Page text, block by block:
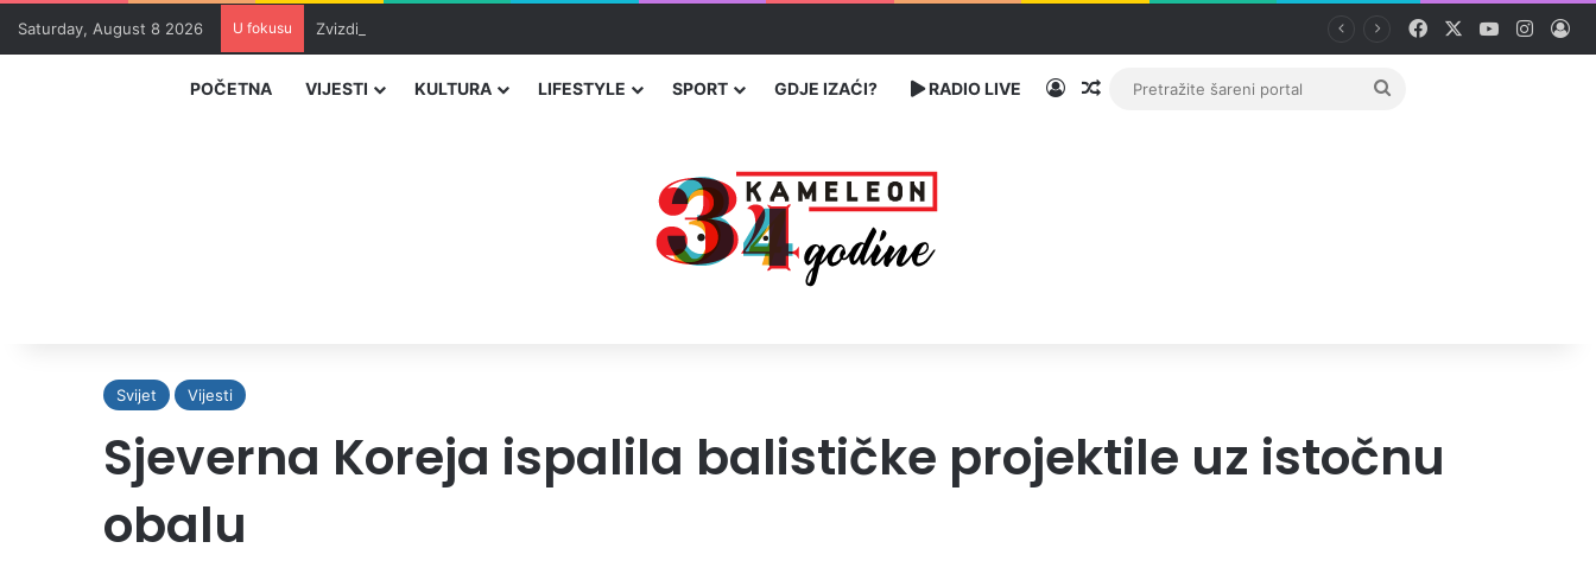
Saturday, August 8 2026 U fokusu Zvizdić, Magazinović i Kojović traže poseban status za Memorijalni centar Srebrenica Facebook YouTube
POČETNA VIJESTI KULTURA LIFESTYLE SPORT GDJE IZAĆI? RADIO LIVE PrijavaRandom članak
Pretražite
Svijet Vijesti
Sjeverna Koreja ispalila balističke projektile uz istočnu
obalu